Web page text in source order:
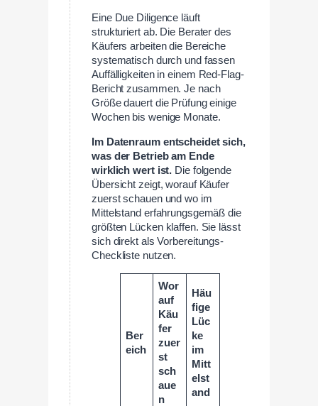
Eine Due Diligence läuft
strukturiert ab. Die Berater des
Käufers arbeiten die Bereiche
systematisch durch und fassen
Auffälligkeiten in einem Red-Flag-
Bericht zusammen. Je nach
Größe dauert die Prüfung einige
Wochen bis wenige Monate.
Im Datenraum entscheidet sich,
was der Betrieb am Ende
wirklich wert ist. Die folgende
Übersicht zeigt, worauf Käufer
zuerst schauen und wo im
Mittelstand erfahrungsgemäß die
größten Lücken klaffen. Sie lässt
sich direkt als Vorbereitungs-
Checkliste nutzen.
Ber
eich
Wor
auf
Käu
fer
zuer
st
sch
aue
n
Häu
fige
Lüc
ke
im
Mitt
elst
and